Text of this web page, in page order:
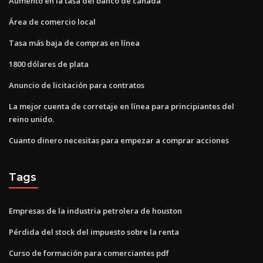
Área de comercio local
Tasa más baja de compras en línea
1800 dólares de plata
Anuncio de licitación para contratos
La mejor cuenta de corretaje en línea para principiantes del
reino unido.
Cuanto dinero necesitas para empezar a comprar acciones
Tags
Empresas de la industria petrolera de houston
Pérdida del stock del impuesto sobre la renta
Curso de formación para comerciantes pdf